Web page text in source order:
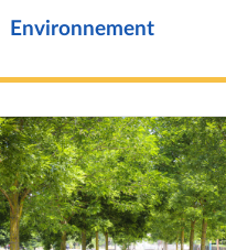
Environnement